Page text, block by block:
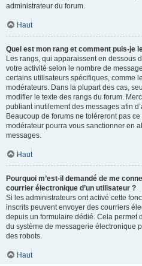
administrateur du forum.
Haut
Quel est mon rang et comment puis-je
Les rangs, qui apparaissent en dessous
votre activité selon le nombre de
certains utilisateurs spécifiques, comme
modérateurs. Dans la plupart des cas,
modifier le texte des rangs du forum.
publiant inutilement des messages afin
Beaucoup de forums ne toléreront pas
modérateur pourra vous sanctionner en
messages.
Haut
Pourquoi m’est-il demandé de me
courrier électronique d’un utilisateur ?
Si les administrateurs ont activé cette
inscrits peuvent envoyer des courriers
depuis un formulaire dédié. Cela permet
du système de messagerie électronique
des robots.
Haut